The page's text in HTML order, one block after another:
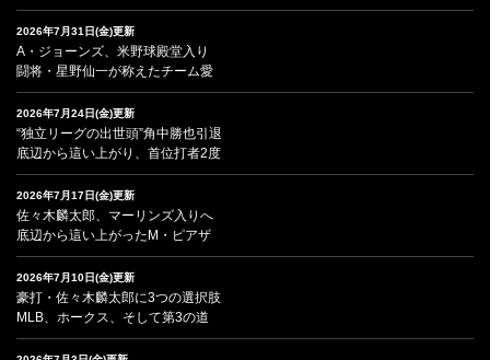
2026年7月31日(金)更新
A・ジョーンズ、米野球殿堂入り
闘将・星野仙一が称えたチーム愛
2026年7月24日(金)更新
“独立リーグの出世頭”角中勝也引退
底辺から這い上がり、首位打者2度
2026年7月17日(金)更新
佐々木麟太郎、マーリンズ入りへ
底辺から這い上がったM・ピアザ
2026年7月10日(金)更新
豪打・佐々木麟太郎に3つの選択肢
MLB、ホークス、そして第3の道